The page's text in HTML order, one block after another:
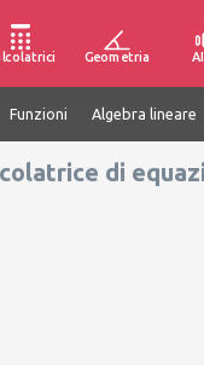
Geometria
Funzioni Algebra lineare
di